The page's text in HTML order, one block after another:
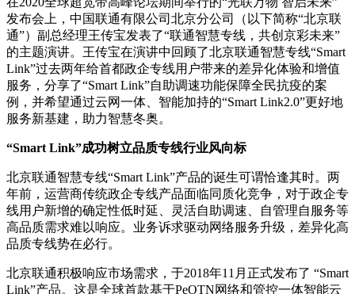
发布会上，中国联通有限公司北京分公司（以下简称“北京联
通”）副总经理王传宝发表了“联通智慧专线，共创京彩未来”
的主题演讲。王传宝在演讲中回顾了北京联通智慧专线“Smart
Link”过去两年给首都政企专线用户带来的差异化体验和增值
服务，分享了“Smart Link”自助调速功能保障全民抗疫的案
例，并希望通过云网一体、智能加持的“Smart Link2.0”更好地
服务新基建，助力智慧冬奥。
“Smart Link”成功树立品质专线行业风向标
北京联通智慧专线“Smart Link”产品的诞生可谓恰逢其时。两
年前，运营商传统政企专线产品面临同质化竞争，对于政企专
线用户新增的确定性低时延、灵活自助调速、自管理自服务等
高品质需求难以响应。业务诉求驱动网络服务升级，差异化高
品质专线势在必行。
北京联通积极响应市场需求，于2018年11月正式发布了 “Smart
Link”产品。这是全球首款基于PeOTN网络和管控一体智能云